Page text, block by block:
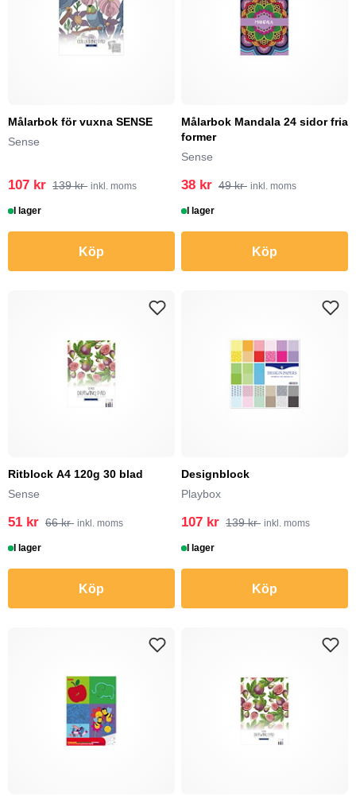
Målarbok för vuxna SENSE
Sense
107 kr 139 kr inkl. moms
I lager
Köp
Målarbok Mandala 24 sidor fria
former
Sense
38 kr 49 kr inkl. moms
I lager
Köp
Ritblock A4 120g 30 blad
Sense
51 kr 66 kr inkl. moms
I lager
Köp
Designblock
Playbox
107 kr 139 kr inkl. moms
I lager
Köp